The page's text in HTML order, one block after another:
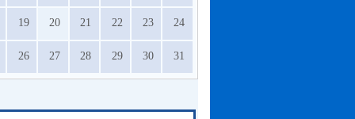
19 20 21 22 23 24
26 27 28 29 30 31